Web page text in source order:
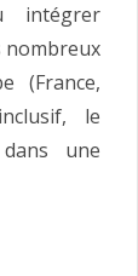
intégrer
nombreux
(France,
le
une